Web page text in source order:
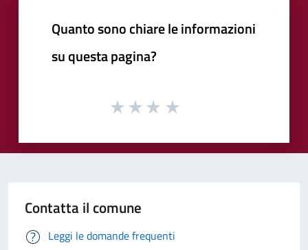
Quanto sono chiare le informazioni
su questa pagina?
Contatta il comune
Leggi le domande frequenti